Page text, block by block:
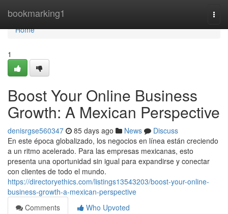
bookmarking1
Home
Home
1
Boost Your Online Business
Growth: A Mexican Perspective
denisrgse560347 85 days ago News
Discuss
En este época globalizado, los negocios en línea están creciendo
a un ritmo acelerado. Para las empresas mexicanas, esto
presenta una oportunidad sin igual para expandirse y conectar
con clientes de todo el mundo.
https://directoryethics.com/listings13543203/boost-your-online-
business-growth-a-mexican-perspective
Comments
Who Upvoted